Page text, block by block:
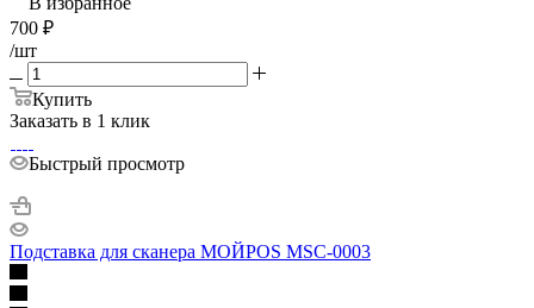
700 ₽
/шт
Купить
Заказать в 1 клик
Быстрый просмотр
Подставка для сканера МОЙPOS MSC-0003